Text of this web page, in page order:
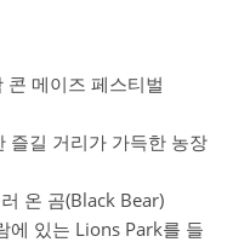
메이즈 페스티벌
즐길 거리가 가득한 농장
온 곰(Black Bear)
에 있는 Lions Park를 들